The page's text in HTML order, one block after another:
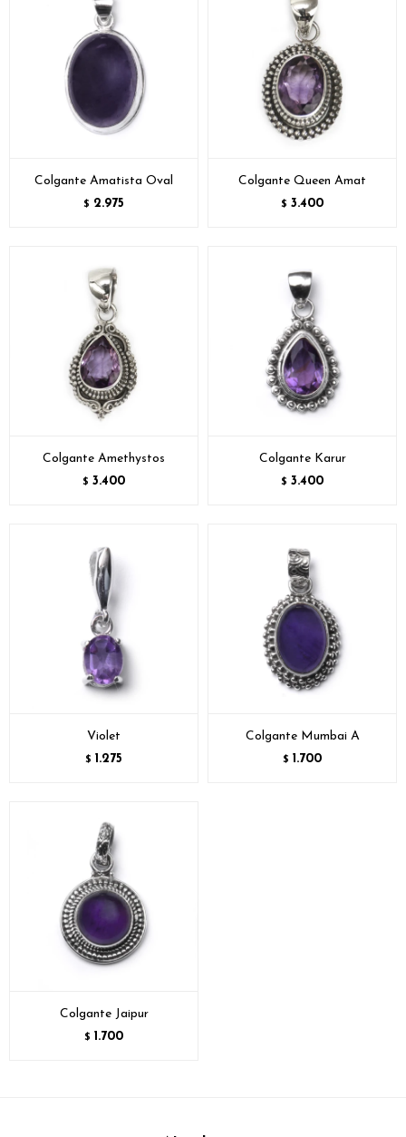
Colgante Amatista Oval
$ 2.975
Colgante Queen Amat
$ 3.400
Colgante Amethystos
$ 3.400
Colgante Karur
$ 3.400
Violet
$ 1.275
Colgante Mumbai A
$ 1.700
Colgante Jaipur
$ 1.700